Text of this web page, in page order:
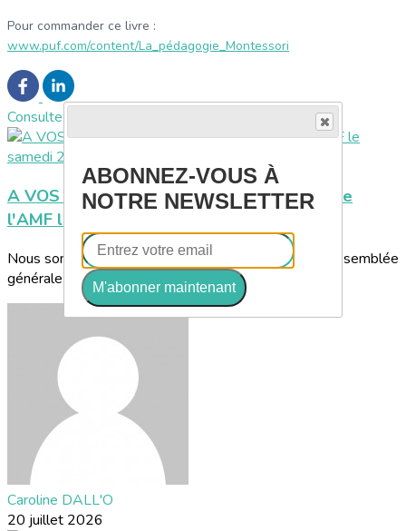
Pour commander ce livre :
www.puf.com/content/La_pédagogie_Montessori
Consultez également
A VOS AGENDAS ! Assemblée générale de
l'AMF le samedi 21 novembre à Paris
Nous sommes heureux de vous informer que notre assemblée
générale aura lieu en présentiel, le...
Caroline DALL'O
20 juillet 2026
ABONNEZ-VOUS À
NOTRE NEWSLETTER
M'abonner maintenant